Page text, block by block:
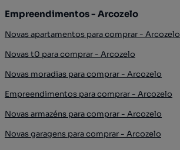
Empreendimentos - Arcozelo
Novas apartamentos para comprar - Arcozelo
Novas t0 para comprar - Arcozelo
Novas moradias para comprar - Arcozelo
Empreendimentos para comprar - Arcozelo
Novas armazéns para comprar - Arcozelo
Novas garagens para comprar - Arcozelo